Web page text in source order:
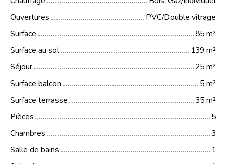
Ouvertures
PVC/Double vitrage
Surface
85m²
Surface au sol
139 m²
Séjour
25m²
Surface balcon
5m²
Surface terrasse
35m²
Pièces
5
Chambres
3
Salle de bains
1